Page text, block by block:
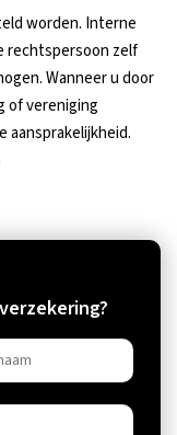
worden. Interne
rechtspersoon zelf
Wanneer u door
of vereniging